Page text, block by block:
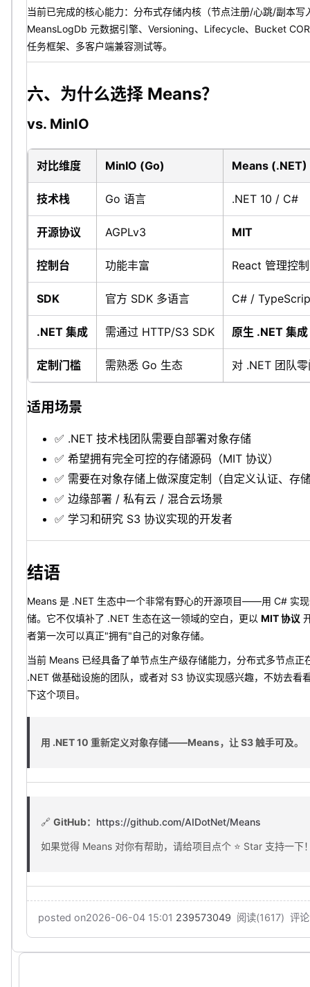
当前已完成的核心能力：分布式存储内核（节点注册/心跳/副本写
MeansLogDb 元数据引擎、Versioning、Lifecycle、Bucket
任务框架、多客户端兼容测试等。
六、为什么选择 Means？
vs. MinIO
对比维度 MinIO (Go) Means (.NET)
技术栈 Go 语言 .NET 10 / C#
开源协议 AGPLv3 MIT
控制台 功能丰富 React 管理控
SDK 官方 SDK 多语言 C# /
.NET 集成 需通过 HTTP/S3 SDK 原生 .NET 集成
定制门槛 需熟悉 Go 生态 对 .NET 团队
适用场景
✅ .NET 技术栈团队需要自部署对象存储
✅ 希望拥有完全可控的存储源码（MIT 协议）
✅ 需要在对象存储上做深度定制（自定义认证、存
✅ 边缘部署 / 私有云 / 混合云场景
✅ 学习和研究 S3 协议实现的开发者
结语
Means 是 .NET 生态中一个非常有野心的开源项目——用 C# 实
储。它不仅填补了 .NET 生态在这一领域的空白，更以 MIT 协议
者第一次可以真正"拥有"自己的对象存储。
当前 Means 已经具备了单节点生产级存储能力，分布式多节点正
.NET 做基础设施的团队，或者对 S3 协议实现感兴趣，不妨去看
下这个项目。
用 .NET 10 重新定义对象存储——Means，让 S3 触手可及。
🔗 GitHub： https://github.com/AIDotNet/Means
如果觉得 Means 对你有帮助，请给项目点个 ⭐ Star 支持一下
posted on2026-06-04 15:01 239573049 阅读(1617) 评